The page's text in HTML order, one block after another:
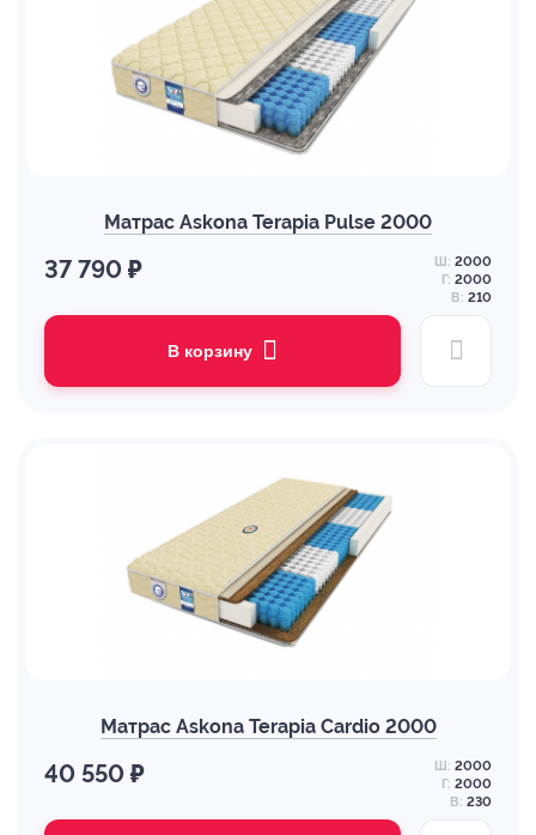
Матрас Askona Terapia Pulse 2000
37 790 ₽ Ш: 2000
Г: 2000
В: 210
В корзину
Матрас Askona Terapia Cardio 2000
40 550 ₽ Ш: 2000
Г: 2000
В: 230